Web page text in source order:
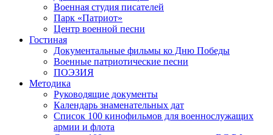
Военная студия писателей
Парк «Патриот»
Центр военной песни
Гостиная
Документальные фильмы ко Дню Победы
Военные патриотические песни
ПОЭЗИЯ
Методика
Руководящие документы
Календарь знаменательных дат
Список 100 кинофильмов для военнослужащих
армии и флота